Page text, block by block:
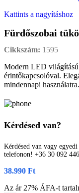
Kattints a nagyításhoz
Fürdőszobai
Cikkszám: 1595
Modern LED világítású
érintőkapcsolóval.
mindennapi használatra.
Kérdésed van?
Kérdésed van vagy
telefonon! +36 30 092
38.990 Ft
Az ár 27% ÁFA-t